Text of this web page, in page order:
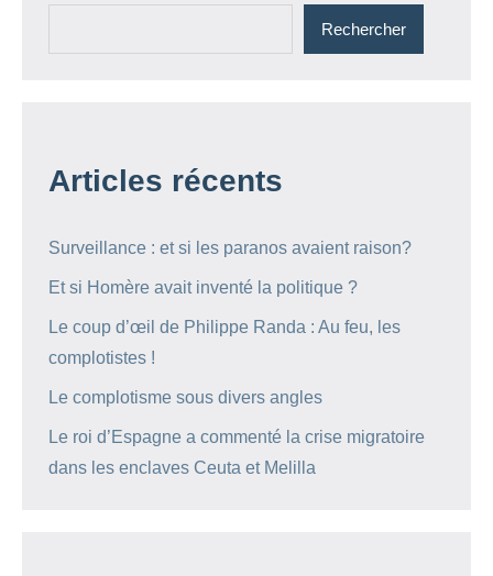
Rechercher
Articles récents
Surveillance : et si les paranos avaient raison?
Et si Homère avait inventé la politique ?
Le coup d’œil de Philippe Randa : Au feu, les
complotistes !
Le complotisme sous divers angles
Le roi d’Espagne a commenté la crise migratoire
dans les enclaves Ceuta et Melilla